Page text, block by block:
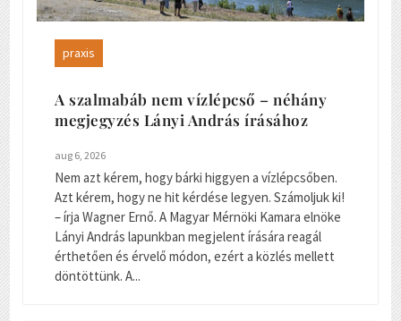
praxis
A szalmabáb nem vízlépcső – néhány
megjegyzés Lányi András írásához
aug 6, 2026
Nem azt kérem, hogy bárki higgyen a vízlépcsőben.
Azt kérem, hogy ne hit kérdése legyen. Számoljuk ki!
– írja Wagner Ernő. A Magyar Mérnöki Kamara elnöke
Lányi András lapunkban megjelent írására reagál
érthetően és érvelő módon, ezért a közlés mellett
döntöttünk. A...